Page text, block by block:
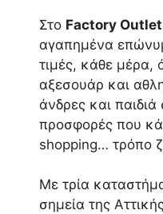
Στο Factory Outlet
αγαπημένα
τιμές, κάθε μέρα,
αξεσουάρ και
άνδρες και
προσφορές που
shopping… τρόπο
Με τρία
σημεία της